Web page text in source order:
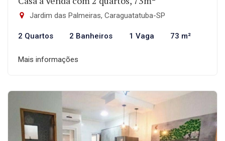
Jardim das Palmeiras, Caraguatatuba-SP
2 Quartos 2 Banheiros 1 Vaga 73 m²
Mais informações